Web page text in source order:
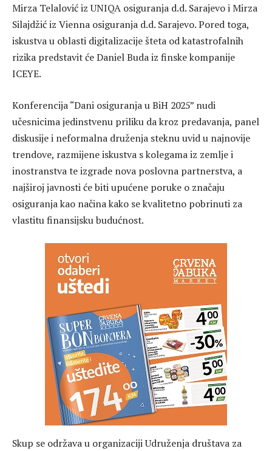
Mirza Telalović iz UNIQA osiguranja d.d. Sarajevo i Mirza
Silajdžić iz Vienna osiguranja d.d. Sarajevo. Pored toga,
iskustva u oblasti digitalizacije šteta od katastrofalnih
rizika predstavit će Daniel Buda iz finske kompanije
ICEYE.
Konferencija “Dani osiguranja u BiH 2025” nudi
učesnicima jedinstvenu priliku da kroz predavanja, panel
diskusije i neformalna druženja steknu uvid u najnovije
trendove, razmijene iskustva s kolegama iz zemlje i
inostranstva te izgrade nova poslovna partnerstva, a
najširoj javnosti će biti upućene poruke o značaju
osiguranja kao načina kako se kvalitetno pobrinuti za
vlastitu finansijsku budućnost.
Skup se održava u organizaciji Udruženja društava za